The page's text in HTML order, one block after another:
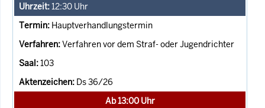
12:30 Uhr
Hauptverhandlungstermin
Verfahren vor dem Straf- oder Jugendrichter
103
Ds 36/26
Ab 13:00 Uhr